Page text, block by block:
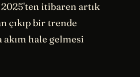
itibaren artık
çıkıp bir trende
akım hale gelmesi